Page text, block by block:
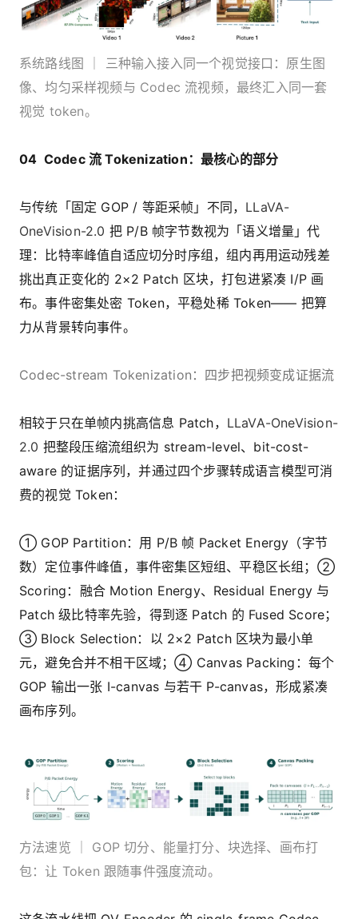
系统路线图 ｜ 三种输入接入同一个视觉接口：原生图
像、均匀采样视频与 Codec 流视频，最终汇入同一套
视觉 token。
04 Codec 流 Tokenization：最核心的部分
与传统「固定 GOP / 等距采帧」不同， LLaVA-
OneVision-2.0 把 P/B 帧字节数视为「语义增量」代
理：比特率峰值自适应切分时序组，组内再用运动残差
挑出真正变化的 2×2 Patch 区块，打包进紧凑 I/P 画
布。事件密集处密 Token，平稳处稀 Token—— 把算
力从背景转向事件。
Codec-stream Tokenization：四步把视频变成证据流
相较于只在单帧内挑高信息 Patch， LLaVA-OneVision-
2.0 把整段压缩流组织为 stream-level、bit-cost-
aware 的证据序列，并通过四个步骤转成语言模型可消
费的视觉 Token：
① GOP Partition：用 P/B 帧 Packet Energy（字节
数）定位事件峰值，事件密集区短组、平稳区长组；②
Scoring：融合 Motion Energy、Residual Energy 与
Patch 级比特率先验，得到逐 Patch 的 Fused Score；
③ Block Selection：以 2×2 Patch 区块为最小单
元，避免合并不相干区域；④ Canvas Packing：每个
GOP 输出一张 I-canvas 与若干 P-canvas，形成紧凑
画布序列。
方法速览 ｜ GOP 切分、能量打分、块选择、画布打
包：让 Token 跟随事件强度流动。